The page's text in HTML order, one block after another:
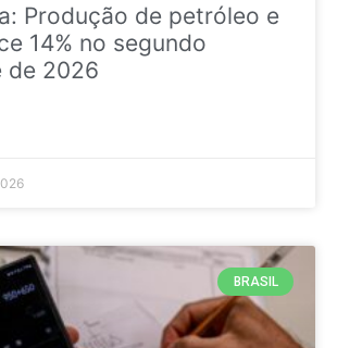
Produção de petróleo e
14% no segundo
de 2026
BRASIL